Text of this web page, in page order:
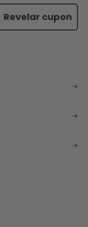
Revelar cupon